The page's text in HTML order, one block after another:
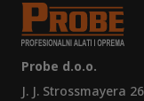
Probe d.o.o.
J. J. Strossmayera